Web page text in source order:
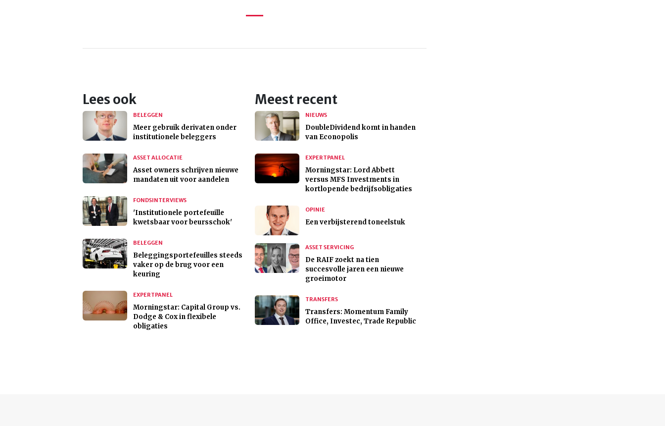
Lees ook
BELEGGEN
Meer gebruik derivaten onder
institutionele beleggers
ASSET ALLOCATIE
Asset owners schrijven nieuwe
mandaten uit voor aandelen
FONDSINTERVIEWS
'Institutionele portefeuille
kwetsbaar voor beursschok'
BELEGGEN
Beleggingsportefeuilles steeds
vaker op de brug voor een
keuring
EXPERTPANEL
Morningstar: Capital Group vs.
Dodge & Cox in flexibele
obligaties
Meest recent
NIEUWS
DoubleDividend komt in handen
van Econopolis
EXPERTPANEL
Morningstar: Lord Abbett
versus MFS Investments in
kortlopende bedrijfsobligaties
OPINIE
Een verbijsterend toneelstuk
ASSET SERVICING
De RAIF zoekt na tien
succesvolle jaren een nieuwe
groeimotor
TRANSFERS
Transfers: Momentum Family
Office, Investec, Trade Republic